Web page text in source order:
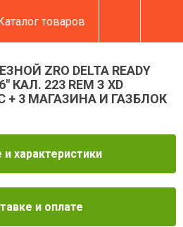
товаров
ZRO DELTA READY
КАЛ. 223 REM З XD
+ 3 МАГАЗИНА И ГАЗБЛОК
и характеристики
и оплате